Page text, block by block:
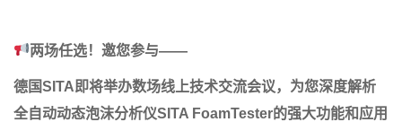
两场任选！邀您参与——
德国SITA即将举办数场线上技术交流会议，为您深度解析
全自动动态泡沫分析仪SITA FoamTester的强大功能和应用